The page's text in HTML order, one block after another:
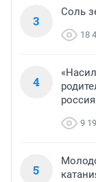
3
Соль
18
4
9
5